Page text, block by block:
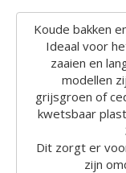
Koude bakken
Ideaal voor
zaaien en
modellen
grijsgroen of
kwetsbaar
Dit zorgt er
zijn